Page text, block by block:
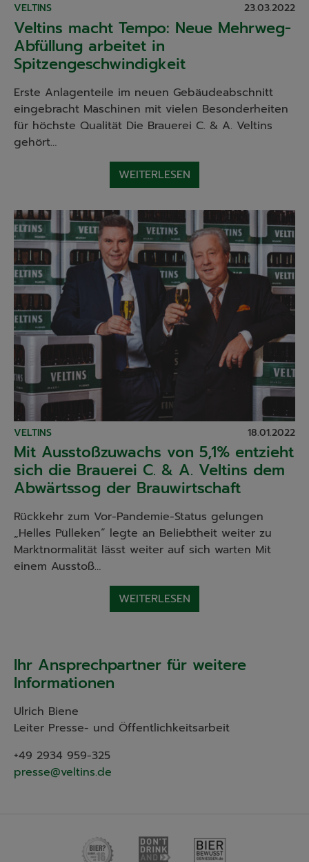
VELTINS 23.03.2022
Veltins macht Tempo: Neue Mehrweg-
Abfüllung arbeitet in
Spitzengeschwindigkeit
Erste Anlagenteile im neuen Gebäudeabschnitt
eingebracht Maschinen mit vielen Besonderheiten
für höchste Qualität Die Brauerei C. & A. Veltins
gehört…
WEITERLESEN
VELTINS 18.01.2022
Mit Ausstoßzuwachs von 5,1% entzieht
sich die Brauerei C. & A. Veltins dem
Abwärtssog der Brauwirtschaft
Rückkehr zum Vor-Pandemie-Status gelungen
„Helles Pülleken“ legte an Beliebtheit weiter zu
Marktnormalität lässt weiter auf sich warten Mit
einem Ausstoß…
WEITERLESEN
Ihr Ansprechpartner für weitere
Informationen
Ulrich Biene
Leiter Presse- und Öffentlichkeitsarbeit
+49 2934 959-325
presse@veltins.de